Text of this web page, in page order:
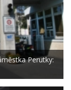
Perutky: